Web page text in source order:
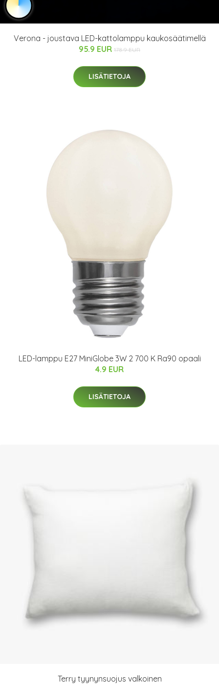
Verona - joustava LED-kattolamppu kaukosäätimellä
95.9 EUR 178.9 EUR
LISÄTIETOJA
LED-lamppu E27 MiniGlobe 3W 2 700 K Ra90 opaali
4.9 EUR
LISÄTIETOJA
Terry tyynynsuojus valkoinen